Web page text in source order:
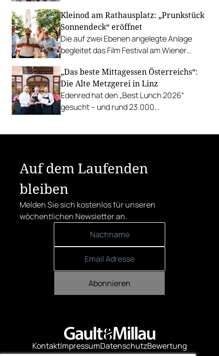
Richard Rauch kocht in der Riederalm
u.v.m.
Kleinod am Rathausplatz: „Prunkstück
Sonnendeck“ eröffnet
Die auf zwei Ebenen angelegte Anlage
begleitet das Film Festival am Wiener
mit Cocktails, Snacks und
Veranstaltungsprogramm.
„Das beste Mittagessen Österreichs“:
Die Alte Metzgerei in Linz
Edenred hat den „Best Lunch 2026“
gesucht – und rund 23.000
Auf dem Laufenden
bleiben
Melden Sie sich kostenlos für unseren
wöchentlichen Newsletter an.
Abonnieren
KontaktImpressumDatenschutzBewertung